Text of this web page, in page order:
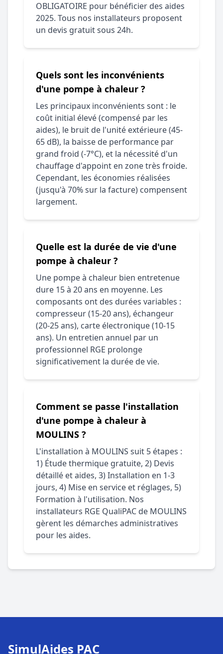
OBLIGATOIRE pour bénéficier des aides
2025. Tous nos installateurs proposent
un devis gratuit sous 24h.
Quels sont les inconvénients
d'une pompe à chaleur ?
Les principaux inconvénients sont : le
coût initial élevé (compensé par les
aides), le bruit de l'unité extérieure (45-
65 dB), la baisse de performance par
grand froid (-7°C), et la nécessité d'un
chauffage d'appoint en zone très froide.
Cependant, les économies réalisées
(jusqu'à 70% sur la facture) compensent
largement.
Quelle est la durée de vie d'une
pompe à chaleur ?
Une pompe à chaleur bien entretenue
dure 15 à 20 ans en moyenne. Les
composants ont des durées variables :
compresseur (15-20 ans), échangeur
(20-25 ans), carte électronique (10-15
ans). Un entretien annuel par un
professionnel RGE prolonge
significativement la durée de vie.
Comment se passe l'installation
d'une pompe à chaleur à
MOULINS ?
L'installation à MOULINS suit 5 étapes :
1) Étude thermique gratuite, 2) Devis
détaillé et aides, 3) Installation en 1-3
jours, 4) Mise en service et réglages, 5)
Formation à l'utilisation. Nos
installateurs RGE QualiPAC de MOULINS
gèrent les démarches administratives
pour les aides.
SimulAides PAC